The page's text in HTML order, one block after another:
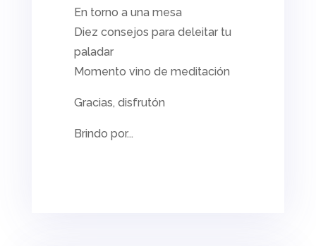
En torno a una mesa
Diez consejos para deleitar tu
paladar
Momento vino de meditación
Gracias, disfrutón
Brindo por...